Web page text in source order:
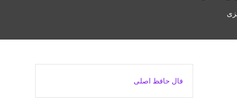
فال حافظ اصلی